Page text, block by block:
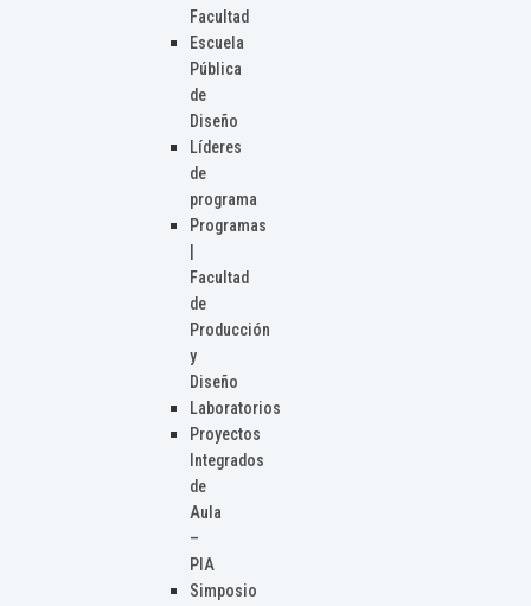
Facultad
Escuela
Pública
de
Diseño
Líderes
de
programa
Programas
Facultad
de
Producción
y
Diseño
Laboratorios
Proyectos
Integrados
de
Aula
–
PIA
Simposio